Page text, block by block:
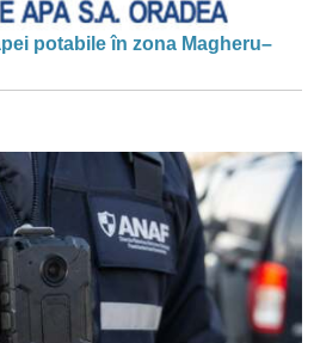
potabile în zona Magheru–